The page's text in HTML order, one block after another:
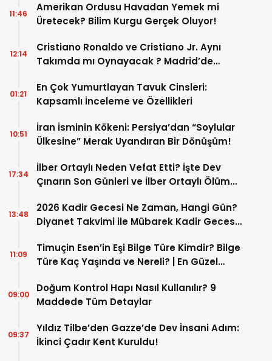
Amerikan Ordusu Havadan Yemek mi
Üretecek? Bilim Kurgu Gerçek Oluyor!
11:46
Cristiano Ronaldo ve Cristiano Jr. Aynı
Takımda mı Oynayacak ? Madrid’de
12:14
En Çok Yumurtlayan Tavuk Cinsleri:
Kapsamlı İnceleme ve Özellikleri
01:21
İran İsminin Kökeni: Persiya’dan “Soylular
Ülkesine” Merak Uyandıran Bir Dönüşüm!
10:51
İlber Ortaylı Neden Vefat Etti? İşte Dev
Çınarın Son Günleri ve İlber Ortaylı Ölüm
17:34
2026 Kadir Gecesi Ne Zaman, Hangi Gün?
Diyanet Takvimi ile Mübarek Kadir Gecesi
13:48
Timuçin Esen’in Eşi Bilge Türe Kimdir? Bilge
Türe Kaç Yaşında ve Nereli? | En Güzel
11:09
Doğum Kontrol Hapı Nasıl Kullanılır? 9
Maddede Tüm Detaylar
09:00
Yıldız Tilbe’den Gazze’de Dev İnsani Adım:
İkinci Çadır Kent Kuruldu!
09:37